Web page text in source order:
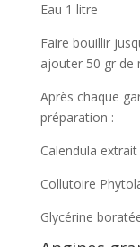
Eau 1 litre
Faire bouillir
ajouter 50 gr de
Après chaque
préparation :
Calendula
Collutoire
Glycérine